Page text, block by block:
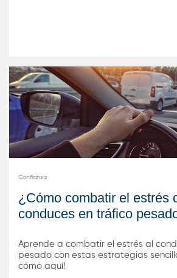
Confiansa
¿Cómo combatir el estrés
conduces en tráfico
Aprende a combatir el estrés al
pesado con estas estrategias
cómo aquí!